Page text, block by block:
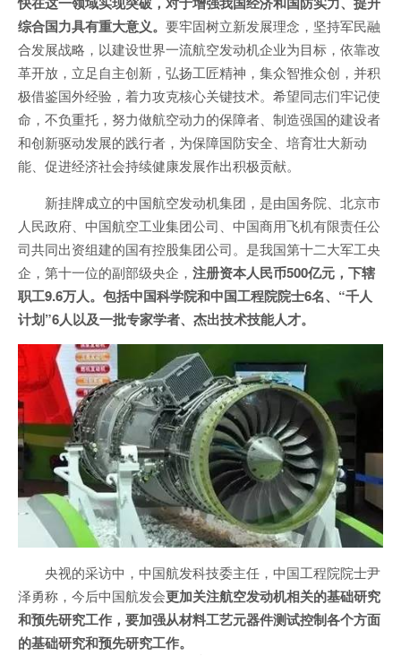
综合国力具有重大意义。 要牢固树立新发展理念，坚持军民融
合发展战略，以建设世界一流航空发动机企业为目标，依靠改
革开放，立足自主创新，弘扬工匠精神，集众智推众创，并积
极借鉴国外经验，着力攻克核心关键技术。希望同志们牢记使
命，不负重托，努力做航空动力的保障者、制造强国的建设者
和创新驱动发展的践行者，为保障国防安全、培育壮大新动
能、促进经济社会持续健康发展作出积极贡献。
新挂牌成立的中国航空发动机集团，是由国务院、北京市
人民政府、中国航空工业集团公司、中国商用飞机有限责任公
司共同出资组建的国有控股集团公司。是我国第十二大军工央
企，第十一位的副部级央企， 注册资本人民币500亿元，下辖
职工9.6万人。包括中国科学院和中国工程院院士6名、“千人
计划”6人以及一批专家学者、杰出技术技能人才。
央视的采访中，中国航发科技委主任，中国工程院院士尹
泽勇称，今后中国航发会更加关注航空发动机相关的基础研究
和预先研究工作，要加强从材料工艺元器件测试控制各个方面
的基础研究和预先研究工作。